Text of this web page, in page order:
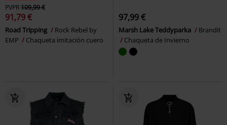
PVPR109,99 €
91,79 €
Road Tripping
Rock Rebel by
EMP
Chaqueta imitación cuero
97,99 €
Marsh Lake Teddyparka
Brandit
Chaqueta de Invierno